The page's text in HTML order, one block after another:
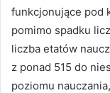
funkcjonujące pod
pomimo spadku
liczba etatów
z ponad 515 do
poziomu